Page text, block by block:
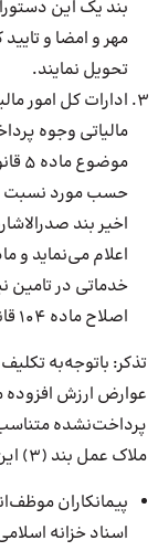
بند یک این
مهر و امضا و تایید
تحویل نمایند.
ادارات کل امور
مالیاتی وجوه
حسب مورد نسبت
اخیر بند
خدماتی در تامین
اصلاح ماده ۱۰۴ قانون مالیات‌های مستقیم اقدام نمایند.
تذکر: باتوجه‌به
عوارض ارزش افزوده
پرداخت‌نشده
ملاک عمل بند (۳) این دستورالعمل خواهد بود.
پیمانکاران
اسناد خزانه